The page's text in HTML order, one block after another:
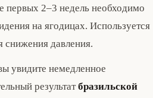
первых 2–3 недель необходимо
на ягодицах. Используется
давления.
увидите немедленное
результатбразильской